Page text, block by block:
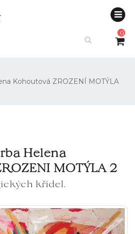
0
Kohoutová ZROZENÍ MOTÝLA
Helena
MOTÝLA 2
křídel.